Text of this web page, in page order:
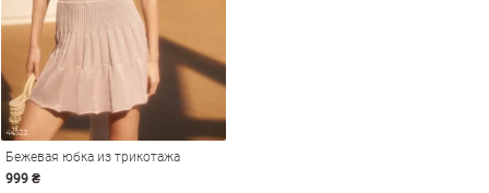
Бежевая юбка из трикотажа
999 ₴